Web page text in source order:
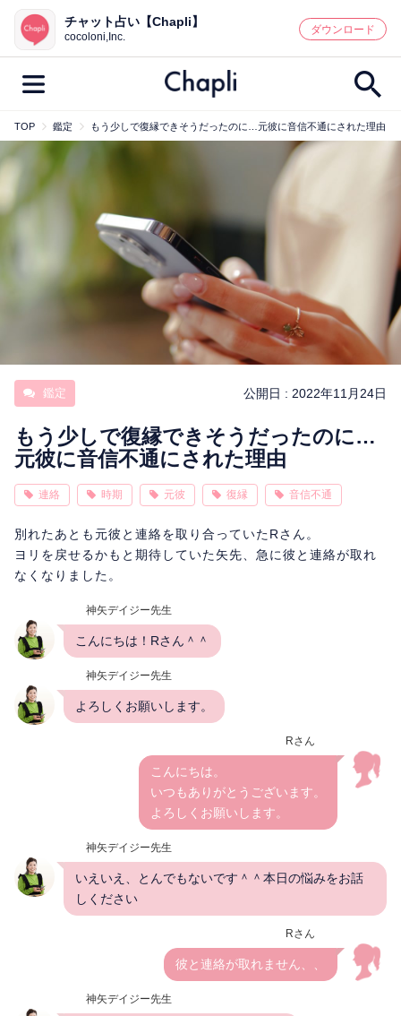
鑑定記事・占い師検索
最新記事一覧
人気記事一覧
占い師 キャンペーン
恋の行方 時期
今週の運勢 彼氏 片思い 結婚
相性
チャット占い【Chapli】
cocoloni,Inc.
ダウンロード
TOP 鑑定 もう少しで復縁できそうだったのに…元彼に音信不通にされた理由
鑑定 公開日 : 2022年11月24日
もう少しで復縁できそうだったのに…
元彼に音信不通にされた理由
連絡 時期 元彼 復縁 音信不通
別れたあとも元彼と連絡を取り合っていたRさん。
ヨリを戻せるかもと期待していた矢先、急に彼と連絡が取れ
なくなりました。
神矢デイジー先生
こんにちは！Rさん＾＾
神矢デイジー先生
よろしくお願いします。
Rさん
こんにちは。
いつもありがとうございます。
よろしくお願いします。
神矢デイジー先生
いえいえ、とんでもないです＾＾本日の悩みをお話
しください
Rさん
彼と連絡が取れません、、
神矢デイジー先生